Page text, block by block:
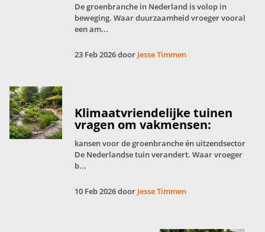
De groenbranche in Nederland is volop in
beweging. Waar duurzaamheid vroeger vooral
een am...
23 Feb 2026 door Jesse Timmen
Klimaatvriendelijke tuinen
vragen om vakmensen:
kansen voor de groenbranche én uitzendsector
De Nederlandse tuin verandert. Waar vroeger
b...
10 Feb 2026 door Jesse Timmen